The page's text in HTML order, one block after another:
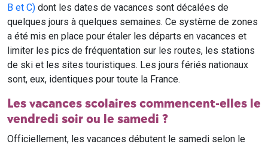
B et C) dont les dates de vacances sont décalées de
quelques jours à quelques semaines. Ce système de zones
a été mis en place pour étaler les départs en vacances et
limiter les pics de fréquentation sur les routes, les stations
de ski et les sites touristiques. Les jours fériés nationaux
sont, eux, identiques pour toute la France.
Les vacances scolaires commencent-elles le
vendredi soir ou le samedi ?
Officiellement, les vacances débutent le samedi selon le